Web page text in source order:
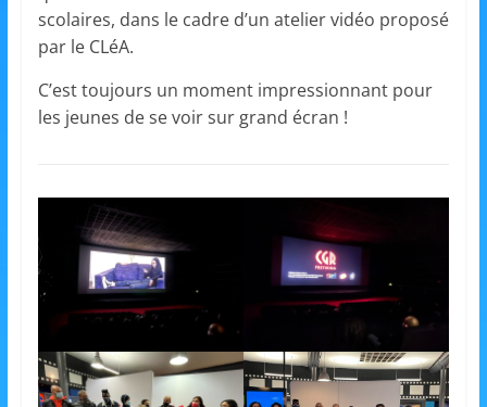
–
Stiring-
L
r
s
scolaires, dans le cadre d’un atelier vidéo proposé
par le CLéA.
C’est toujours un moment impressionnant pour
les jeunes de se voir sur grand écran !